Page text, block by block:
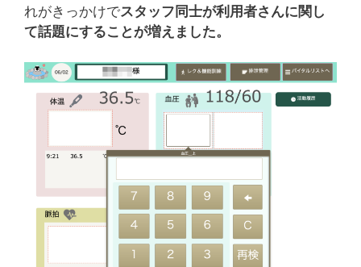
れがきっかけでスタッフ同士が利用者さんに関し
て話題にすることが増えました。